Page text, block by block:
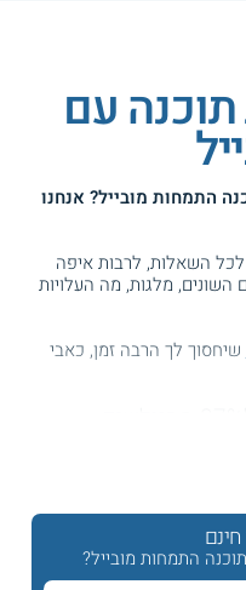
עם
התמחות מובייל? אנחנו
השאלות, לרבות איפה
מלגות, מה העלויות
שיחסוך לך הרבה זמן, כאבי
ומערכות ניידות
התמחות מובייל?